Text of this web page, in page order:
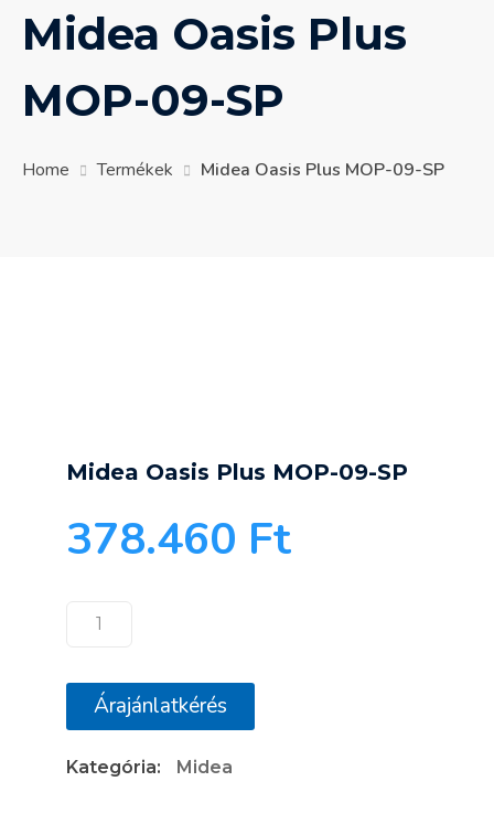
Midea Oasis Plus
MOP-09-SP
Home Termékek Midea Oasis Plus MOP-09-SP
Midea Oasis Plus MOP-09-SP
378.460 Ft
Midea
Plus
MOP-
SP
Árajánlatkérés
Kategória: Midea